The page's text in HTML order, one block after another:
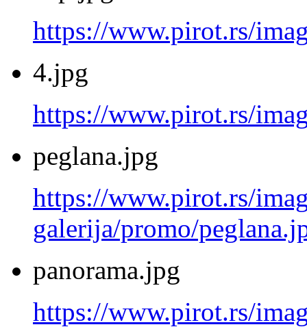
https://www.pirot.rs/
4.jpg
https://www.pirot.rs/
peglana.jpg
https://www.pirot.rs/
galerija/promo/
panorama.jpg
https://www.pirot.rs/